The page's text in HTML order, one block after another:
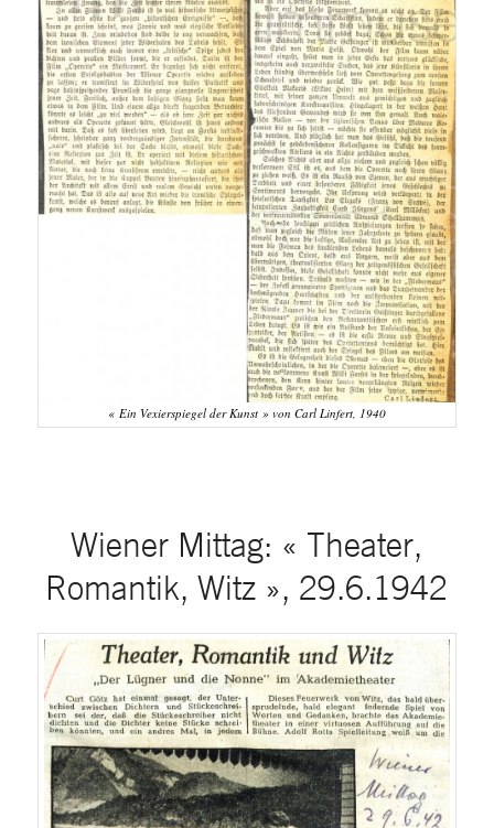
« Ein Vexierspiegel der Kunst » von Carl Linfert, 1940
Wiener Mittag: « Theater,
Romantik, Witz », 29.6.1942